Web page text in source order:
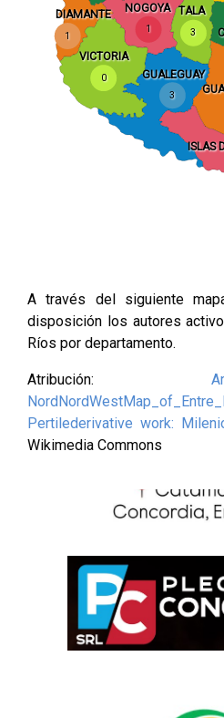
DIAMANTE
1
GUALEGUAY
3
ISLAS
NOGOYA
1
TALA
3
VICTORIA
0
A través del siguiente
disposición los autores
Ríos por departamento.
Atribución:
Pertilederivative work:
Wikimedia Commons